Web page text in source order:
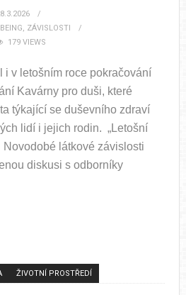
, ZÁVISLOSTI
179 VIEWS
i v letošním roce pokračování
Kavárny pro duši, které
týkající se duševního zdraví
lidí i jejich rodin. „Letošní
látkové závislosti
diskusi s odborníky
ŽIVOTNÍ PROSTŘEDÍ